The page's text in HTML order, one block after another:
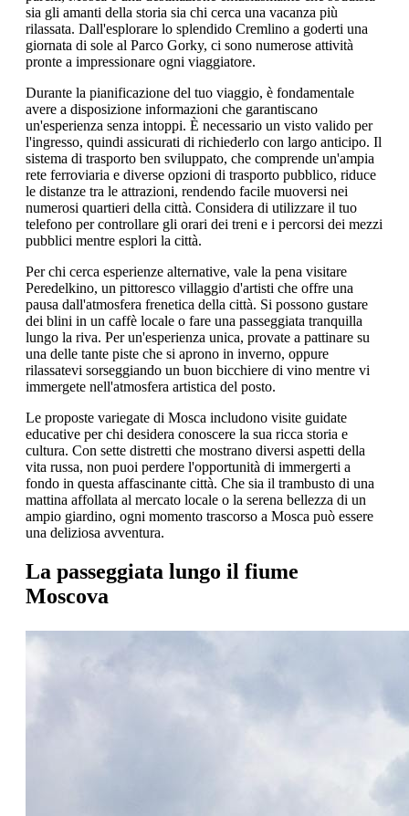
sia gli amanti della storia sia chi cerca una vacanza più
rilassata. Dall'esplorare lo splendido Cremlino a goderti una
giornata di sole al Parco Gorky, ci sono numerose attività
pronte a impressionare ogni viaggiatore.
Durante la pianificazione del tuo viaggio, è fondamentale
avere a disposizione informazioni che garantiscano
un'esperienza senza intoppi. È necessario un visto valido per
l'ingresso, quindi assicurati di richiederlo con largo anticipo. Il
sistema di trasporto ben sviluppato, che comprende un'ampia
rete ferroviaria e diverse opzioni di trasporto pubblico, riduce
le distanze tra le attrazioni, rendendo facile muoversi nei
numerosi quartieri della città. Considera di utilizzare il tuo
telefono per controllare gli orari dei treni e i percorsi dei mezzi
pubblici mentre esplori la città.
Per chi cerca esperienze alternative, vale la pena visitare
Peredelkino, un pittoresco villaggio d'artisti che offre una
pausa dall'atmosfera frenetica della città. Si possono gustare
dei blini in un caffè locale o fare una passeggiata tranquilla
lungo la riva. Per un'esperienza unica, provate a pattinare su
una delle tante piste che si aprono in inverno, oppure
rilassatevi sorseggiando un buon bicchiere di vino mentre vi
immergete nell'atmosfera artistica del posto.
Le proposte variegate di Mosca includono visite guidate
educative per chi desidera conoscere la sua ricca storia e
cultura. Con sette distretti che mostrano diversi aspetti della
vita russa, non puoi perdere l'opportunità di immergerti a
fondo in questa affascinante città. Che sia il trambusto di una
mattina affollata al mercato locale o la serena bellezza di un
ampio giardino, ogni momento trascorso a Mosca può essere
una deliziosa avventura.
La passeggiata lungo il fiume
Moscova